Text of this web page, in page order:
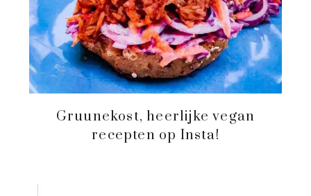
Gruunekost, heerlijke vegan
recepten op Insta!